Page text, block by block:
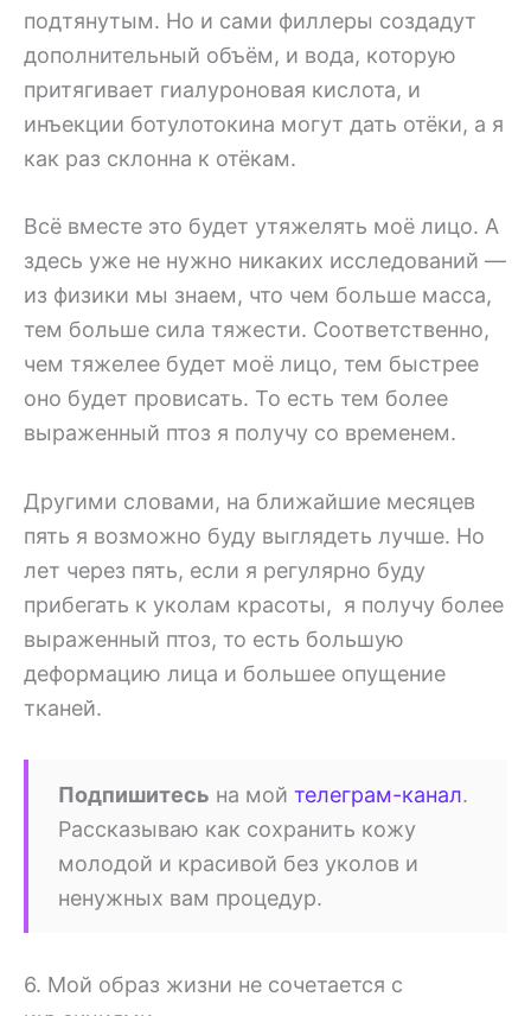
подтянутым. Но и сами филлеры создадут
дополнительный объём, и вода, которую
притягивает гиалуроновая кислота, и
инъекции ботулотокина могут дать отёки, а я
как раз склонна к отёкам.
Всё вместе это будет утяжелять моё лицо. А
здесь уже не нужно никаких исследований —
из физики мы знаем, что чем больше масса,
тем больше сила тяжести. Соответственно,
чем тяжелее будет моё лицо, тем быстрее
оно будет провисать. То есть тем более
выраженный птоз я получу со временем.
Другими словами, на ближайшие месяцев
пять я возможно буду выглядеть лучше. Но
лет через пять, если я регулярно буду
прибегать к уколам красоты, я получу более
выраженный птоз, то есть большую
деформацию лица и большее опущение
тканей.
Подпишитесь на мой телеграм-канал.
Рассказываю как сохранить кожу
молодой и красивой без уколов и
ненужных вам процедур.
6. Мой образ жизни не сочетается с